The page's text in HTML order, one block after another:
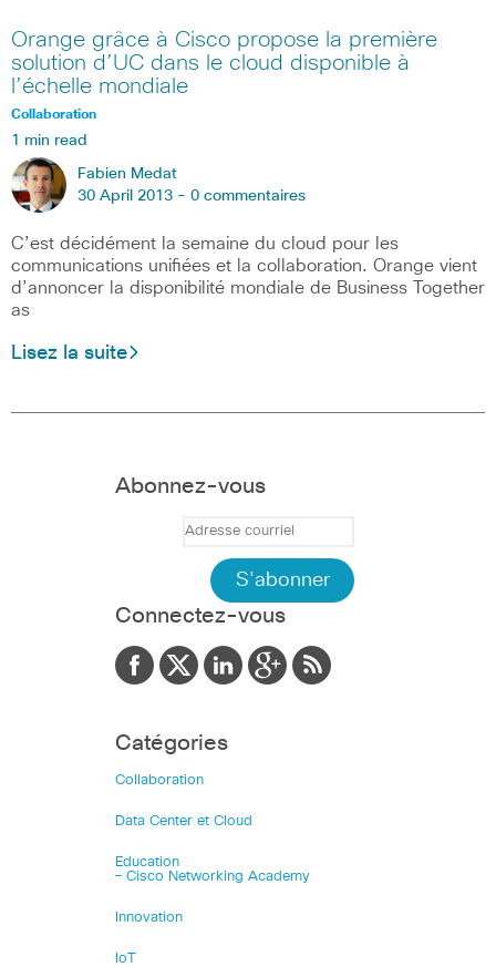
Orange grâce à Cisco propose la première
solution d’UC dans le cloud disponible à
l’échelle mondiale
Collaboration
1 min read
Fabien Medat
30 April 2013 - 0 commentaires
C’est décidément la semaine du cloud pour les
communications unifiées et la collaboration. Orange vient
d’annoncer la disponibilité mondiale de Business Together
as
Lisez la suite
Abonnez-vous
Connectez-vous
Catégories
Collaboration
Data Center et Cloud
Education
– Cisco Networking Academy
Innovation
IoT